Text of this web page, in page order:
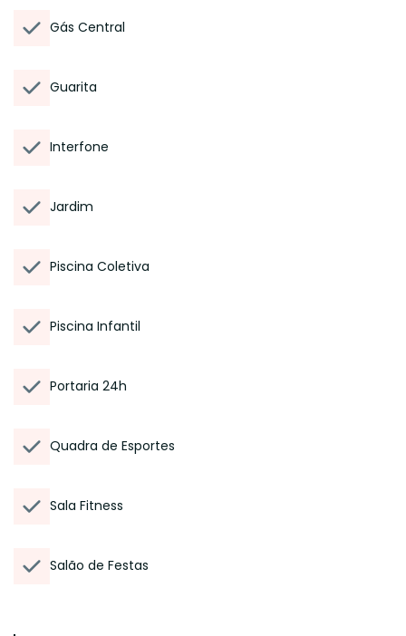
Gás Central
Guarita
Interfone
Jardim
Piscina Coletiva
Piscina Infantil
Portaria 24h
Quadra de Esportes
Sala Fitness
Salão de Festas